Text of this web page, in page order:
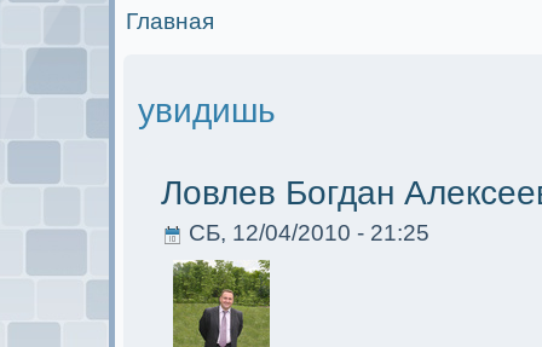
Главная
увидишь
Ловлев Богдан
СБ, 12/04/2010 - 21:25